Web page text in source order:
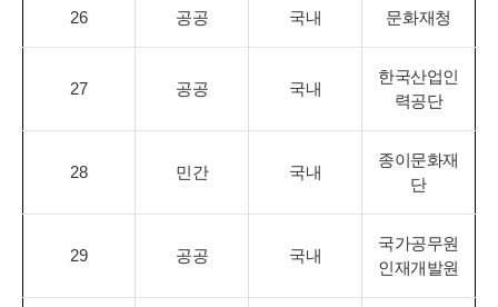
26 공공 국내 문화재청
27 공공 국내
한국산업인
력공단
28 민간 국내
종이문화재
단
29 공공 국내
국가공무원
인재개발원